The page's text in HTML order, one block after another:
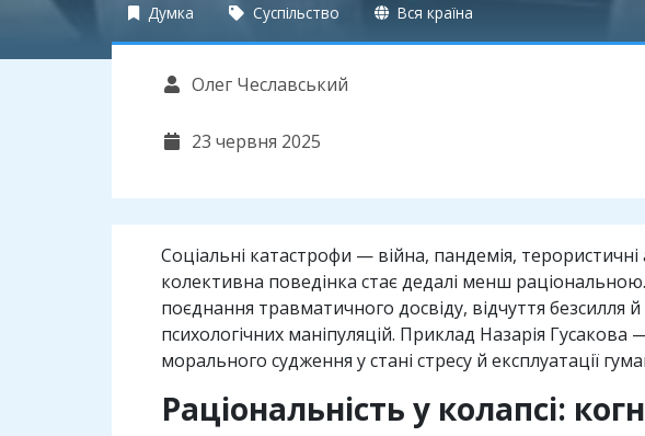
Думка Суспільство Вся країна
Олег Чеславський
23 червня 2025
Соціальні катастрофи — війна, пандемія,
колективна поведінка стає дедалі менш
поєднання травматичного досвіду, відчуття
психологічних маніпуляцій. Приклад Назарія
морального судження у стані стресу й експлуатації
Раціональність у колапсі: